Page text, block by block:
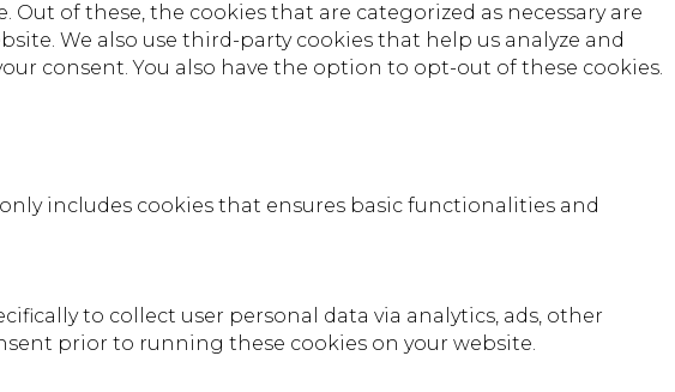
of these, the cookies that are categorized as necessary are
We also use third-party cookies that help us analyze and
consent. You also have the option to opt-out of these cookies.
includes cookies that ensures basic functionalities and
to collect user personal data via analytics, ads, other
prior to running these cookies on your website.